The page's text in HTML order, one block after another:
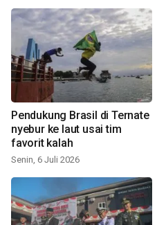
Pendukung Brasil di Ternate
nyebur ke laut usai tim
favorit kalah
Senin, 6 Juli 2026